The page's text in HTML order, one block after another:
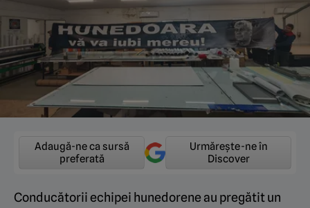
Adaugă-ne ca sursă
preferată
Urmărește-ne în
Discover
Conducătorii echipei hunedorene au pregătit un